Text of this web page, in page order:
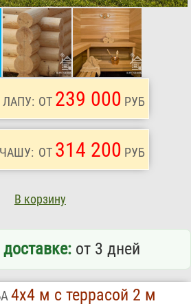
ЛАПУ: ОТ 239 000 РУБ
ОТ 314 200 РУБ
В корзину
от 3 дней
4х4 м с террасой 2 м